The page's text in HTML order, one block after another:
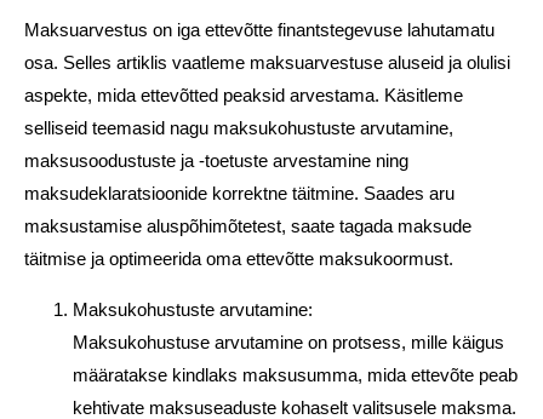
Maksuarvestus on iga ettevõtte finantstegevuse lahutamatu
osa. Selles artiklis vaatleme maksuarvestuse aluseid ja olulisi
aspekte, mida ettevõtted peaksid arvestama. Käsitleme
selliseid teemasid nagu maksukohustuste arvutamine,
maksusoodustuste ja -toetuste arvestamine ning
maksudeklaratsioonide korrektne täitmine. Saades aru
maksustamise aluspõhimõtetest, saate tagada maksude
täitmise ja optimeerida oma ettevõtte maksukoormust.
Maksukohustuste arvutamine:
Maksukohustuse arvutamine on protsess, mille käigus
määratakse kindlaks maksusumma, mida ettevõte peab
kehtivate maksuseaduste kohaselt valitsusele maksma.